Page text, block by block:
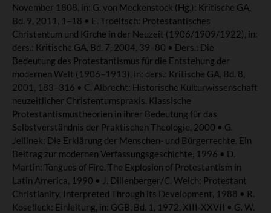
November 1808, in: G. von Meckenstock (Hg.): Kritische GA,
Bd. 9, 2011, 1–18 • E. Troeltsch: Protestantisches
Christentum und Kirche in der Neuzeit (1906/1909/1922), in:
ders.: Kritische GA, Bd. 7, 2004, 39–80 • Ders.: Die
Bedeutung des Protestantismus für die Entstehung der
modernen Welt (1906–1913), in: ders.: Kritische GA, Bd. 8,
2001, 183–316 • C. Albrecht: Historische Kulturwissenschaft
neuzeitlicher Christentumspraxis. Klassische
Protestantismustheorien in ihrer Bedeutung für das
Selbstverständnis der Praktischen Theologie, 2000 • G.
Jellinek: Die Erklärung der Menschen- und Bürgerrechte. Ein
Beitrag zur modernen Verfassungsgeschichte, 1996 • D.
Martin: Tongues of Fire. The Explosion of Protestantism in
Latin America, 1990 • J. Dillenberger/C. Welch: Protestant
Christianity, Interpreted Through its Development, 1988 • R.
Koselleck: Einleitung, in: GGB, Bd. 1, 1972, XIII-XXVII • G. W.